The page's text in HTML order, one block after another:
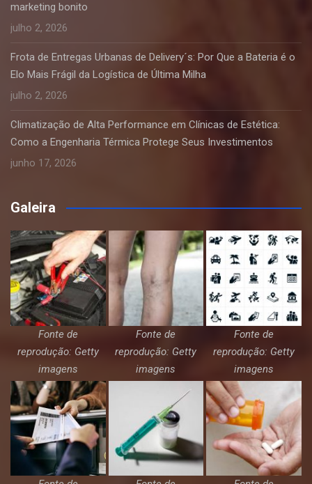
marketing bonito
julho 2, 2026
Frota de Entregas Urbanas de Delivery´s: Por Que a Bateria é o
Elo Mais Frágil da Logística de Última Milha
julho 2, 2026
Climatização de Alta Performance em Clínicas de Estética:
Como a Engenharia Térmica Protege Seus Investimentos
junho 17, 2026
Galeira
Fonte de
reprodução: Getty
imagens
Fonte de
reprodução: Getty
imagens
Fonte de
reprodução: Getty
imagens